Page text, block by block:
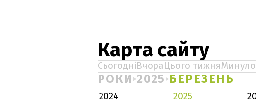
Карта сайту
СьогодніВчораЦього тижня
РОКИ 2025 БЕРЕЗЕНЬ
2024 2025